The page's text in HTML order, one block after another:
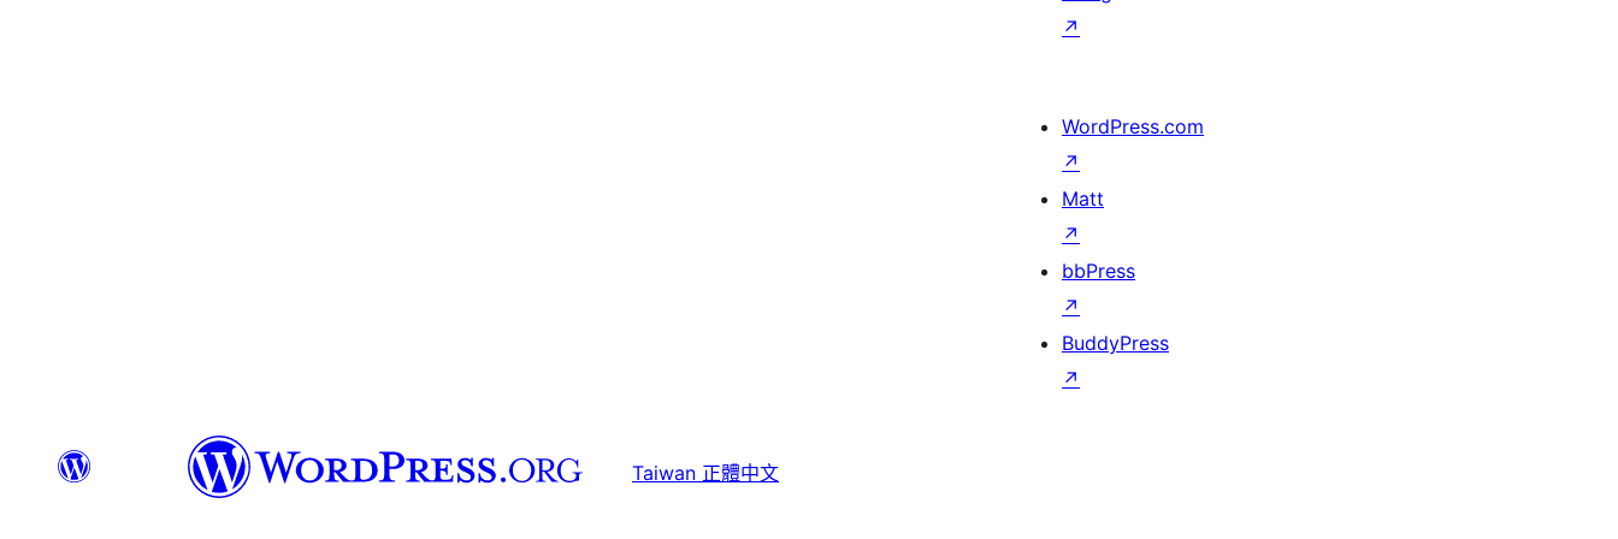
↗
WordPress.com
↗
Matt
↗
bbPress
↗
BuddyPress
↗
Taiwan 正體中文